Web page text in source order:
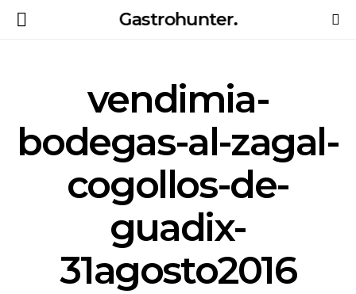
Gastrohunter.
vendimia-
bodegas-al-zagal-
cogollos-de-
guadix-
31agosto2016